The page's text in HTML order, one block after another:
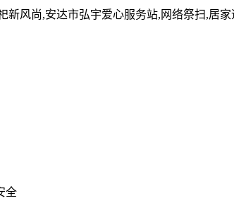
风尚,安达市弘宇爱心服务站,网络祭扫,居
全